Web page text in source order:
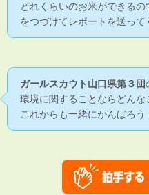
どれくらいのお米ができる
をつづけてレポートを送って
ガールスカウト山口県第３団
環境に関することならどんな
これからも一緒にがんばろ